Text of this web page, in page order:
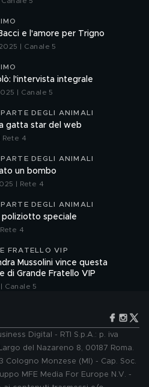
e l'amore per Trigno
| Canale 5
l'intervista integrale
| Canale 5
DEGLI ANIMALI
gatta star del web
Rete 4
DEGLI ANIMALI
un bombo
| Rete 4
DEGLI ANIMALI
poliziotto speciale
4
FRATELLO VIP
Mussolini vince questa
di Grande Fratello VIP
Canale 5
Digital - RTI S.p.A.: p. iva
del Nazareno 8, 00187 Roma.
Cologno Monzese (MI) - Cap. Soc.
MFE Media For Europe N.V. -